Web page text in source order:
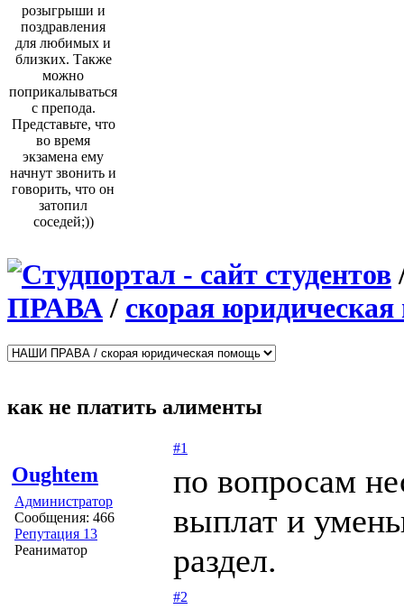
розыгрыши и
поздравления
для любимых и
близких. Также
можно
поприкалываться
с препода.
Представьте, что
во время
экзамена ему
начнут звонить и
говорить, что он
затопил
соседей;))
ПРАВА/ скорая
как не платить алименты
Oughtem
Администратор
Сообщения: 466
Репутация 13
Реаниматор
#1
по вопросам
выплат и
раздел.
#2